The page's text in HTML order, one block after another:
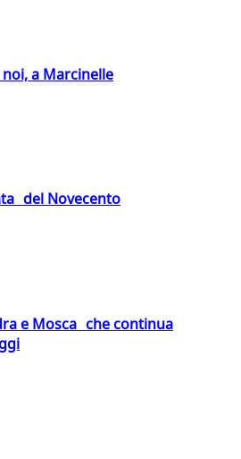
a Marcinelle
del Novecento
e Mosca che continua